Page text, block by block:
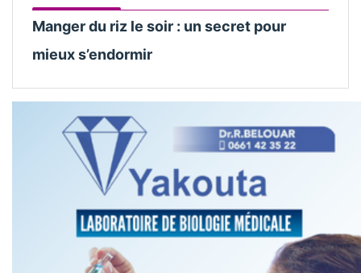
Manger du riz le soir : un secret pour
mieux s’endormir